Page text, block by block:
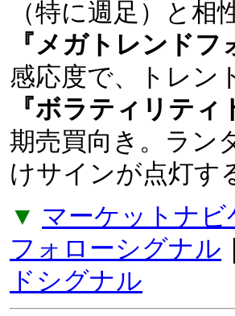
産みの親リチャー
ド・デニスが得
ロー（順張り投資
『マーケットナビ
レンドに乗り続け
（特に週足）と相
『メガトレンドフ
感応度で、トレン
『ボラティリテ
期売買向き。ラン